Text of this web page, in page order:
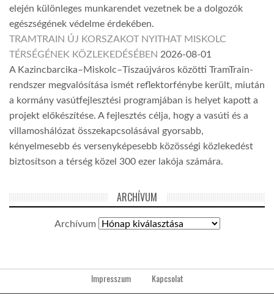
elején különleges munkarendet vezetnek be a dolgozók
egészségének védelme érdekében.
TRAMTRAIN ÚJ KORSZAKOT NYITHAT MISKOLC
TÉRSÉGÉNEK KÖZLEKEDÉSÉBEN 2026-08-01
A Kazincbarcika–Miskolc–Tiszaújváros közötti TramTrain-
rendszer megvalósítása ismét reflektorfénybe került, miután
a kormány vasútfejlesztési programjában is helyet kapott a
projekt előkészítése. A fejlesztés célja, hogy a vasúti és a
villamoshálózat összekapcsolásával gyorsabb,
kényelmesebb és versenyképesebb közösségi közlekedést
biztosítson a térség közel 300 ezer lakója számára.
ARCHÍVUM
Archívum
Impresszum Kapcsolat